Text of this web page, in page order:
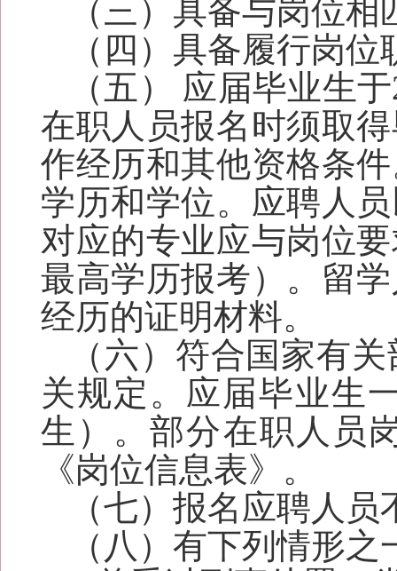
（三）具备与岗位
（四）具备履行岗
（五） 应届毕业生
在职人员报名时须取
作经历和其他资格条
学历和学位。应聘人
对应的专业应与岗位
最高学历报考）。留
经历的证明材料。
（六）符合国家有
关规定。应届毕业生
生）。部分在职人员
《岗位信息表》。
（七）报名应聘人
（八）有下列情形